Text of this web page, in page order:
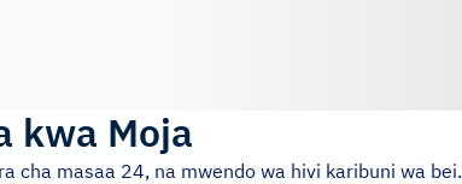
kwa Moja
cha masaa 24, na mwendo wa hivi karibuni wa bei.